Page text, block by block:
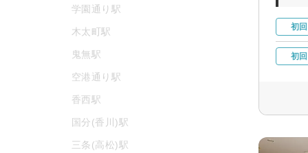
初回
初回
学園通り駅
木太町駅
鬼無駅
空港通り駅
香西駅
国分(香川)駅
三条(高松)駅